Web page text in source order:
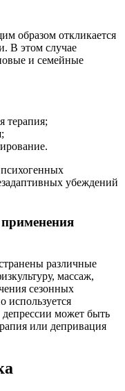
образом откликается
В этом случае
и семейные
терапия;
убеждений
различные
массаж,
сезонных
используется
депрессии может быть
или депривация